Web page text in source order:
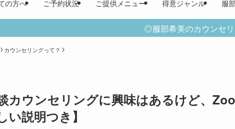
の方へ ご予約状況 ご提供メニュー 得意ジャンル 服
◎服部希美のカウンセ
カウンセリングって？
カウンセリングに興味はあるけど、
説明つき】